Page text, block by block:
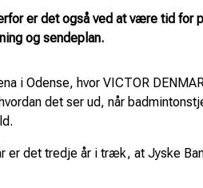
er det også ved at være tid for
og sendeplan.
i Odense, hvor VICTOR
det ser ud, når
er det tredje år i træk, at Jyske